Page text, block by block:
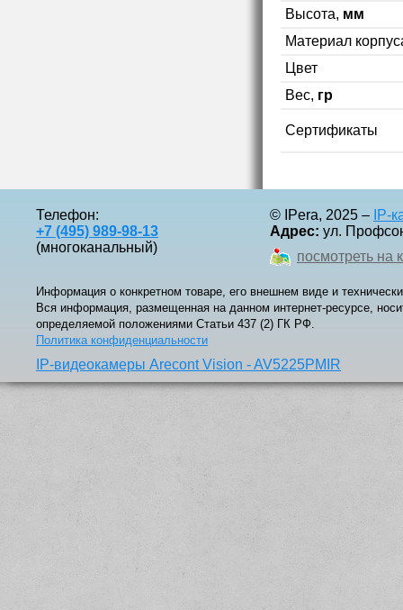
Высота, мм
Материал
Цвет
Вес, гр
Сертификаты
Телефон:
+7 (495) 989-98-13
(многоканальный)
© IPera, 2025 – IP-
Адрес: ул.
посмотреть на
Информация о конкретном товаре, его внешнем виде и
Вся информация, размещенная на данном интернет-ресурсе,
определяемой положениями Статьи 437 (2) ГК РФ.
Политика конфиденциальности
IP-видеокамеры Arecont Vision - AV5225PMIR